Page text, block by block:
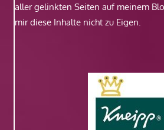
aller gelinkten Seiten auf meinem
mir diese Inhalte nicht zu Eigen.